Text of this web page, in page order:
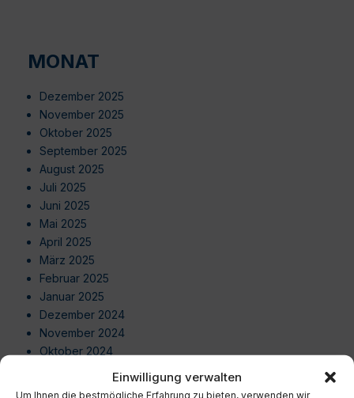
Einwilligung verwalten
Um Ihnen die bestmögliche Erfahrung zu bieten, verwenden wir
MONAT
Dezember 2025
November 2025
Oktober 2025
September 2025
August 2025
Juli 2025
Juni 2025
Mai 2025
April 2025
März 2025
Februar 2025
Januar 2025
Dezember 2024
November 2024
Oktober 2024